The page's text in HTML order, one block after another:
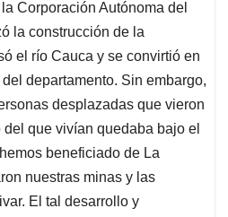
Corporación Autónoma del
la construcción de la
el río Cauca y se convirtió en
departamento. Sin embargo,
desplazadas que vieron
que vivían quedaba bajo el
beneficiado de La
nuestras minas y las
El tal desarrollo y